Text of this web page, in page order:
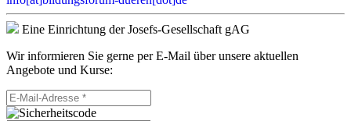
Eine Einrichtung der Josefs-Gesellschaft gAG
Wir informieren Sie gerne per E-Mail über unsere aktuellen
Angebote und Kurse: